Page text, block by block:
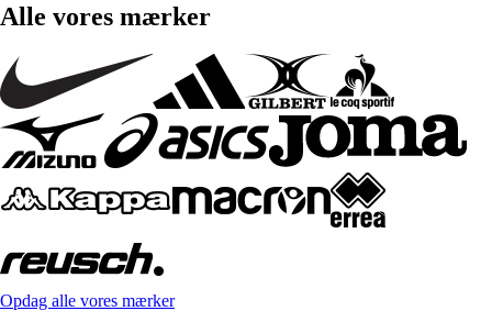
Alle vores mærker
Opdag alle vores mærker